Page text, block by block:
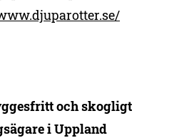
och skogligt
i Uppland